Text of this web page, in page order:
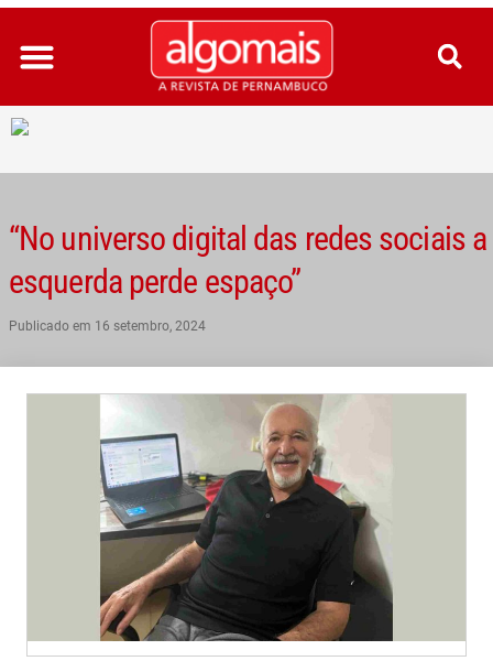
Ir
para
conteúdo
“No universo digital das redes sociais a
esquerda perde espaço”
Publicado em 16 setembro, 2024